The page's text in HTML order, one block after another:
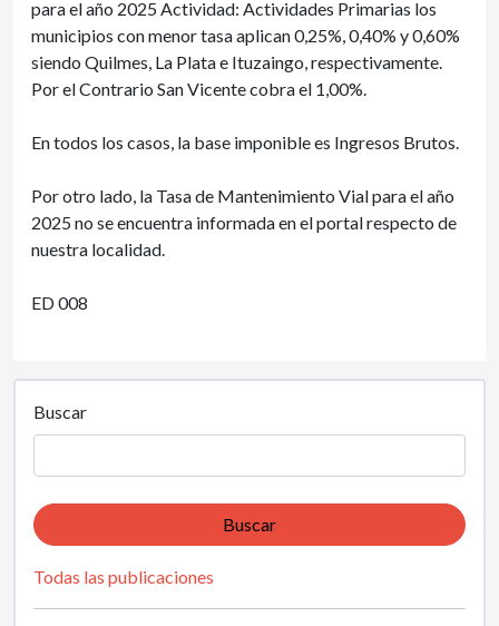
para el año 2025 Actividad: Actividades Primarias los
municipios con menor tasa aplican 0,25%, 0,40% y 0,60%
siendo Quilmes, La Plata e Ituzaingo, respectivamente.
Por el Contrario San Vicente cobra el 1,00%.
En todos los casos, la base imponible es Ingresos Brutos.
Por otro lado, la Tasa de Mantenimiento Vial para el año
2025 no se encuentra informada en el portal respecto de
nuestra localidad.
ED 008
Buscar
Buscar
Todas las publicaciones